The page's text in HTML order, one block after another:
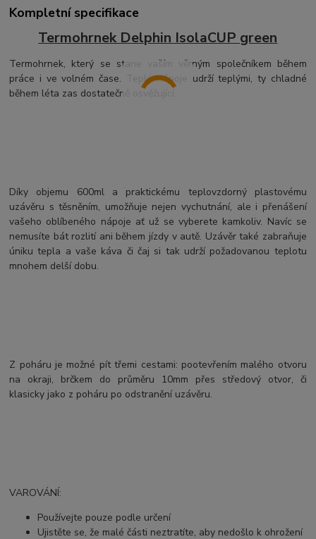
Kompletní specifikace
Termohrnek Delphin IsolaCUP green
Termohrnek, který se stane vaším věrným společníkem během
práce i ve volném čase. Teplé nápoje udrží teplými, ty chladné
během léta zas dostatečně osvěžující.
Díky objemu 600ml a praktickému teplovzdorný plastovému
uzávěru s těsněním, umožňuje nejen vychutnání, ale i přenášení
vašeho oblíbeného nápoje ať už se vyberete kamkoliv. Navíc se
nemusíte bát rozlití ani během jízdy v autě. Uzávěr také zabraňuje
úniku tepla a vaše káva či čaj si tak udrží požadovanou teplotu
mnohem delší dobu.
Z poháru je možné pít třemi cestami: pootevřením malého otvoru
na okraji, brčkem do průměru 10mm přes středový otvor, či
klasicky jako z poháru po odstranění uzávěru.
VAROVÁNÍ:
Používejte pouze podle určení
Ujistěte se, že malé části neztratíte, aby nedošlo k ohrožení